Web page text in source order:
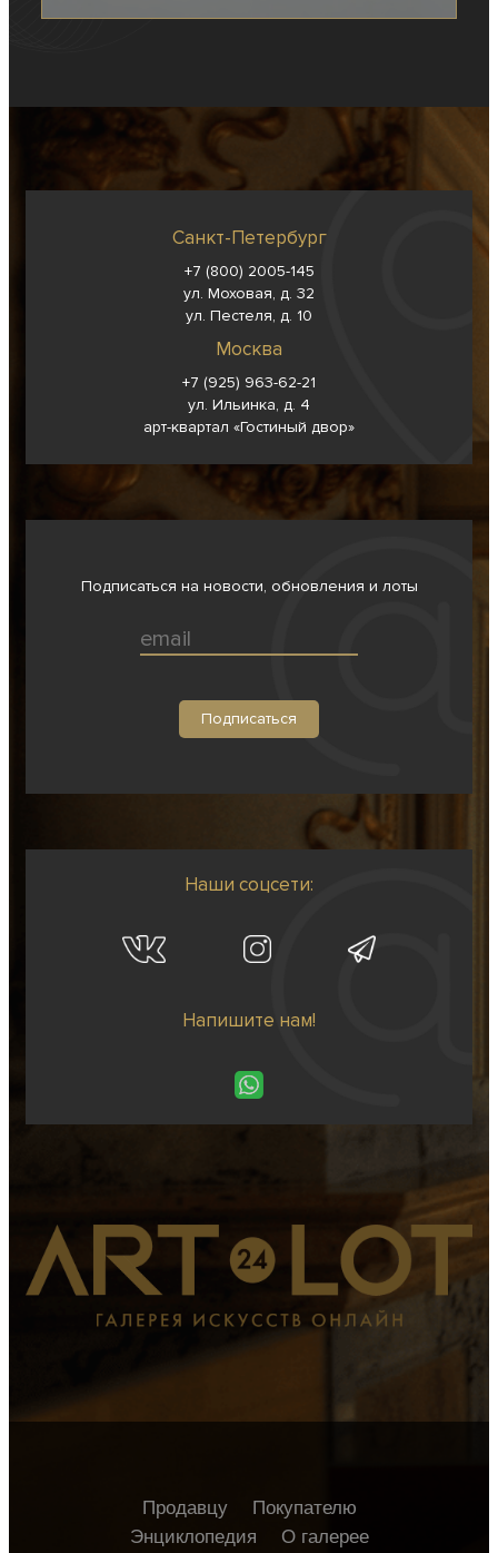
Санкт-Петербург
+7 (800) 2005-145
ул. Моховая, д. 32
ул. Пестеля, д. 10
Москва
+7 (925) 963-62-21
ул. Ильинка, д. 4
арт-квартал «Гостиный двор»
Подписаться на новости, обновления и лоты
Наши соцсети:
Напишите нам!
Продавцу
Покупателю
Энциклопедия
О галерее